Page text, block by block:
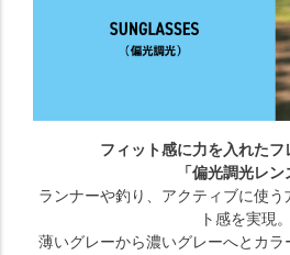
フィット感に力を入れたフ
「偏光調光レン
ランナーや釣り、アクティブに使
ト感を実現。
薄いグレーから濃いグレーへとカラ